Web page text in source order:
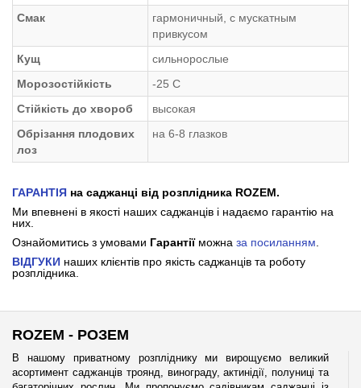
Смак
гармоничный, с мускатным
привкусом
Кущ
сильнорослые
Морозостійкість
-25 С
Стійкість до хвороб
высокая
Обрізання плодових
лоз
на 6-8 глазков
ГАРАНТІЯ на саджанці від розплідника ROZEM.
Ми впевнені в якості наших саджанців і надаємо гарантію на
них.
Ознайомитись з умовами Гарантії можна за посиланням
ВІДГУКИ наших клієнтів про якість саджанців та роботу
розплідника.
ROZEM - РОЗЕМ
В нашому приватному розпліднику ми вирощуємо великий
асортимент саджанців троянд, винограду, актинідії, полуниці та